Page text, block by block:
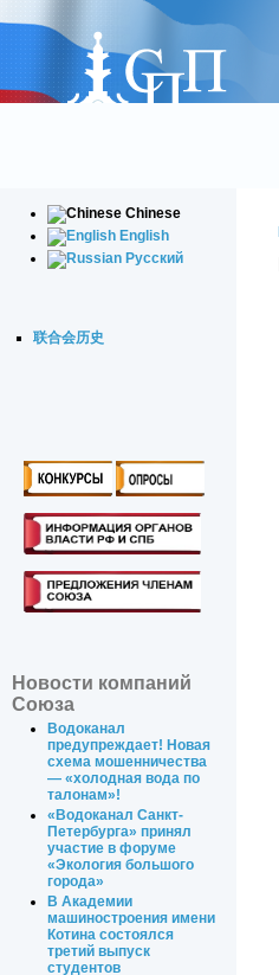
Chinese
English
Русский
联合会历史
Новости компаний
Союза
Водоканал
предупреждает! Новая
схема мошенничества
— «холодная вода по
талонам»!
«Водоканал Санкт-
Петербурга» принял
участие в форуме
«Экология большого
города»
В Академии
машиностроения имени
Котина состоялся
третий выпуск
студентов